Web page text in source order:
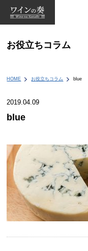
お役立ちコラム
HOME お役立ちコラム blue
2019.04.09
blue